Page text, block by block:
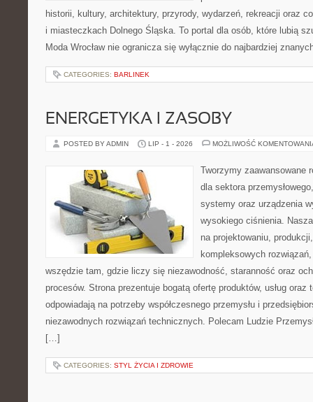
historii, kultury, architektury, przyrody, wydarzeń, rekreacji oraz
i miasteczkach Dolnego Śląska. To portal dla osób, które lubią
Moda Wrocław nie ogranicza się wyłącznie do najbardziej
CATEGORIES: BARLINEK
ENERGETYKA I ZASOBY
POSTED BY ADMIN LIP - 1 - 2026 MOŻLIWOŚĆ
Tworzymy zaawansowane
dla sektora
systemy oraz urządzenia
wysokiego ciśnienia.
na projektowaniu,
kompleksowych
wszędzie tam, gdzie liczy się niezawodność, staranność oraz
procesów. Strona prezentuje bogatą ofertę produktów, usług oraz
odpowiadają na potrzeby współczesnego przemysłu i
niezawodnych rozwiązań technicznych. Polecam Ludzie
[…]
CATEGORIES: STYL ŻYCIA I ZDROWIE